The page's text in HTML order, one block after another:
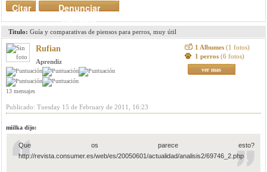
Denunciar
mensaje
Citar
Titulo: Guía y comparativas de piensos para perros, muy útil
Rufian
Aprendiz
13 mensajes
1 Albumes (1 fotos)
1 perros (6 fotos)
ver mas
Publicado: Tuesday 15 de February de 2011, 16:23
miilka dijo:
Que os parece esto?
http://revista.consumer.es/web/es/20050601/actualidad/analisis2/69746_2.php